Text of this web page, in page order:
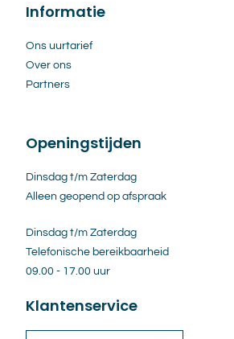
Informatie
Ons uurtarief
Over ons
Partners
Openingstijden
Dinsdag t/m Zaterdag
Alleen geopend op afspraak
Dinsdag t/m Zaterdag
Telefonische bereikbaarheid
09.00 - 17.00 uur
Klantenservice